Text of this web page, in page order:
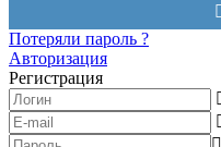
Потеряли пароль ?
Авторизация
Регистрация